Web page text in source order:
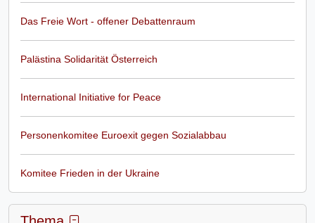
Das Freie Wort - offener Debattenraum
Palästina Solidarität Österreich
International Initiative for Peace
Personenkomitee Euroexit gegen Sozialabbau
Komitee Frieden in der Ukraine